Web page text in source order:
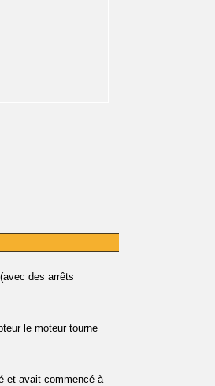
des arrêts
le moteur tourne
et avait commencé à